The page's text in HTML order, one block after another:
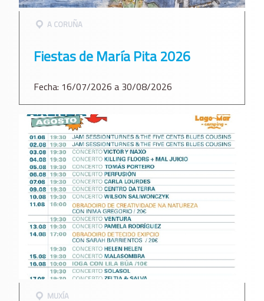
A CORUÑA
Fiestas de María Pita 2026
Fecha: 16/07/2026 a 30/08/2026
MUXÍA